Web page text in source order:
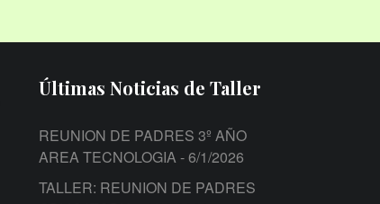
Últimas Noticias de Taller
REUNION DE PADRES 3º AÑO
AREA TECNOLOGIA- 6/1/2026
TALLER: REUNION DE PADRES